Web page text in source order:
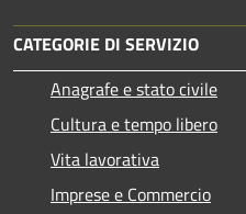
CATEGORIE DI SERVIZIO
Anagrafe e stato civile
Cultura e tempo libero
Vita lavorativa
Imprese e Commercio